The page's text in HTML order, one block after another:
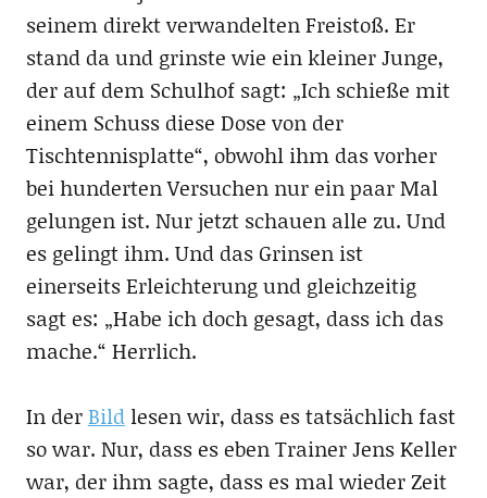
seinem direkt verwandelten Freistoß. Er
stand da und grinste wie ein kleiner Junge,
der auf dem Schulhof sagt: „Ich schieße mit
einem Schuss diese Dose von der
Tischtennisplatte“, obwohl ihm das vorher
bei hunderten Versuchen nur ein paar Mal
gelungen ist. Nur jetzt schauen alle zu. Und
es gelingt ihm. Und das Grinsen ist
einerseits Erleichterung und gleichzeitig
sagt es: „Habe ich doch gesagt, dass ich das
mache.“ Herrlich.
In derBildlesen wir, dass es tatsächlich fast
so war. Nur, dass es eben Trainer Jens Keller
war, der ihm sagte, dass es mal wieder Zeit